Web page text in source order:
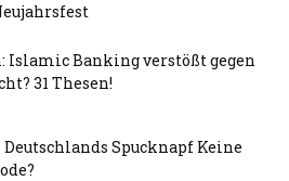
Islamic Banking verstößt gegen
31 Thesen!
Spucknapf Keine